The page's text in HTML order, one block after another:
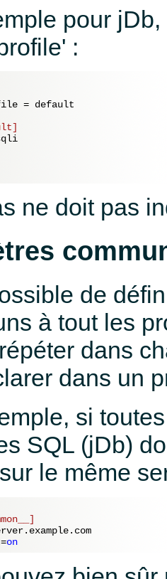
pour
:
= default
ne doit pas
de
à tout les
dans
dans un
si
SQL (jDb)
le même
on